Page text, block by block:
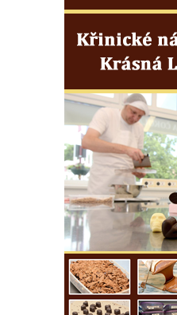
Pila U Lišáka u Rabštejna
Bývalá fara v Pražské ulici v
Fara u kostela svatých
Fuchsova vila v České
Robert Fuchs, papírna v
Bývalá továrna Florian
Chřibské
Bývalá továrna J. B.
přádelny bavlny v Chotyni
Bývalá továrna Johann
výroba dřevěného zboží v